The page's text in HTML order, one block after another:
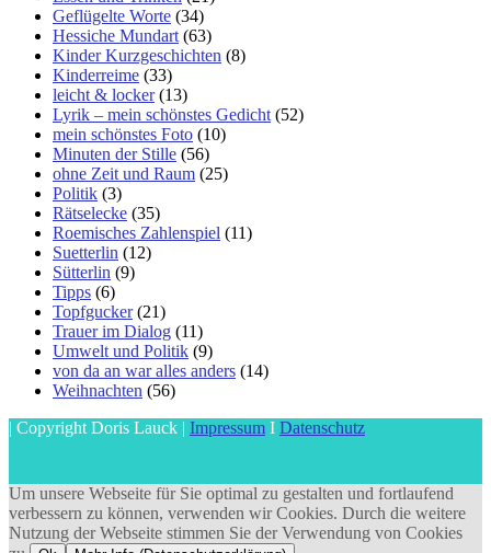
Geflügelte Worte (34)
Hessiche Mundart (63)
Kinder Kurzgeschichten (8)
Kinderreime (33)
leicht & locker(13)
Lyrik – mein schönstes Gedicht (52)
mein schönstes Foto (10)
Minuten der Stille (56)
ohne Zeit und Raum (25)
Politik (3)
Rätselecke (35)
Roemisches Zahlenspiel (11)
Suetterlin (12)
Sütterlin (9)
Tipps (6)
Topfgucker(21)
Trauer im Dialog (11)
Umwelt und Politik (9)
von da an war alles anders (14)
Weihnachten (56)
| Copyright Doris Lauck | Impressum I Datenschutz
Um unsere Webseite für Sie optimal zu gestalten und fortlaufend
verbessern zu können, verwenden wir Cookies. Durch die weitere
Nutzung der Webseite stimmen Sie der Verwendung von Cookies